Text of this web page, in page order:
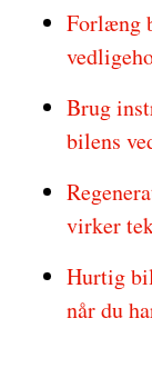
Forlæng
Brug
bilens
virker
Hurtig
når du